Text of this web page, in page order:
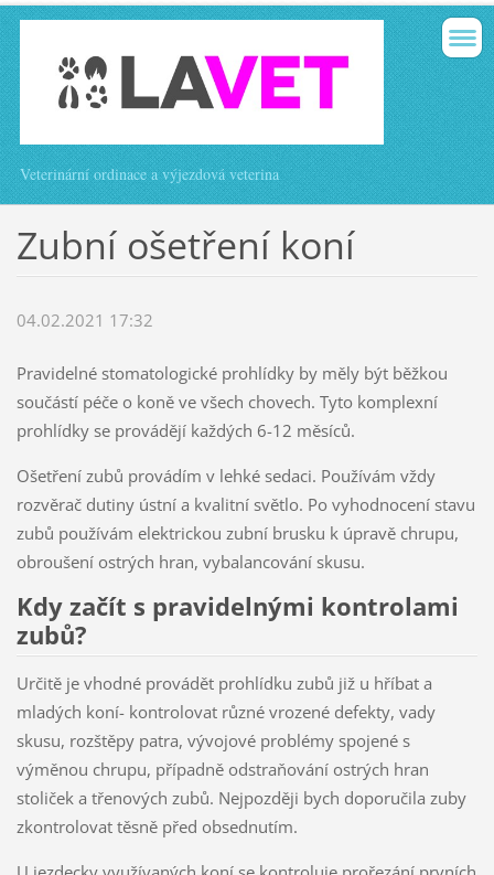
Veterinární ordinace a výjezdová veterina
Zubní ošetření koní
04.02.2021 17:32
Pravidelné stomatologické prohlídky by měly být běžkou
součástí péče o koně ve všech chovech. Tyto komplexní
prohlídky se provádějí každých 6-12 měsíců.
Ošetření zubů provádím v lehké sedaci. Používám vždy
rozvěrač dutiny ústní a kvalitní světlo. Po vyhodnocení stavu
zubů používám elektrickou zubní brusku k úpravě chrupu,
obroušení ostrých hran, vybalancování skusu.
Kdy začít s pravidelnými kontrolami
zubů?
Určitě je vhodné provádět prohlídku zubů již u hříbat a
mladých koní- kontrolovat různé vrozené defekty, vady
skusu, rozštěpy patra, vývojové problémy spojené s
výměnou chrupu, případně odstraňování ostrých hran
stoliček a třenových zubů. Nejpozději bych doporučila zuby
zkontrolovat těsně před obsednutím.